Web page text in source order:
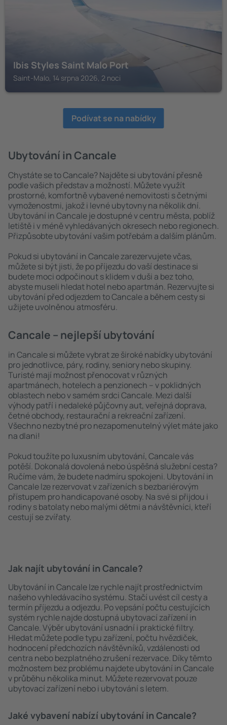
Ibis Styles Saint Malo Port
Saint-Malo, 14 srpna 2026, 2 noci
Podívat se na nabídky
Ubytování in Cancale
Chystáte se to Cancale? Najděte si ubytování přesně
podle vašich představ a možností. Můžete využít
prostorné, komfortně vybavené nemovitosti s četnými
vymoženostmi, jakož i levné ubytovny na několik dní.
Ubytování in Cancale je dostupné v centru města, poblíž
letiště i v méně vyhledávaných okresech nebo regionech.
Přizpůsobte ubytování vašim potřebám a dalším plánům.
Pokud si ubytování in Cancale zarezervujete včas,
můžete si být jisti, že po příjezdu do vaší destinace si
budete moci odpočinout s klidem v duši a bez toho,
abyste museli hledat hotel nebo apartmán. Rezervujte si
ubytování před odjezdem to Cancale a během cesty si
užijete uvolněnou atmosféru.
Cancale – nejlepší ubytování
in Cancale si můžete vybrat ze široké nabídky ubytování
pro jednotlivce, páry, rodiny, seniory nebo skupiny.
Turisté mají možnost přenocovat v různých
apartmánech, hotelech a penzionech – v poklidných
oblastech nebo v samém srdci Cancale. Mezi další
výhody patří i nedaleké půjčovny aut, veřejná doprava,
četné obchody, restaurační a rekreační zařízení.
Všechno nezbytné pro nezapomenutelný výlet máte jako
na dlani!
Pokud toužíte po luxusním ubytování, Cancale vás
potěší. Dokonalá dovolená nebo úspěšná služební cesta?
Ručíme vám, že budete nadmíru spokojeni. Ubytování in
Cancale lze rezervovat v zařízeních s bezbariérovým
přístupem pro handicapované osoby. Na své si přijdou i
rodiny s batolaty nebo malými dětmi a návštěvníci, kteří
cestují se zvířaty.
Jak najít ubytování in Cancale?
Ubytování in Cancale lze rychle najít prostřednictvím
našeho vyhledávacího systému. Stačí uvést cíl cesty a
termín příjezdu a odjezdu. Po vepsání počtu cestujících
systém rychle najde dostupná ubytovací zařízení in
Cancale. Výběr ubytování usnadní i praktické filtry.
Hledat můžete podle typu zařízení, počtu hvězdiček,
hodnocení předchozích návštěvníků, vzdálenosti od
centra nebo bezplatného zrušení rezervace. Díky těmto
možnostem bez problému najdete ubytování in Cancale
v průběhu několika minut. Můžete rezervovat pouze
ubytovací zařízení nebo i ubytování s letem.
Jaké vybavení nabízí ubytování in Cancale?